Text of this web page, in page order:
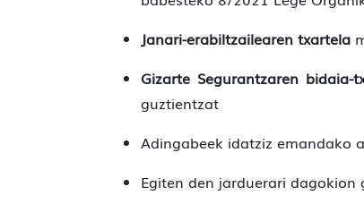
Janari-erabiltzailearen txartela
Gizarte Segurantzaren bidaia-
guztientzat
Adingabeek idatziz emandako
Egiten den jarduerari dagokion